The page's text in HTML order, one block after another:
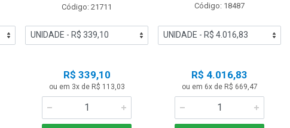
Código: 21711
R$ 339,10
ou em 3x de R$ 113,03
Código: 18487
R$ 4.016,83
ou em 6x de R$ 669,47